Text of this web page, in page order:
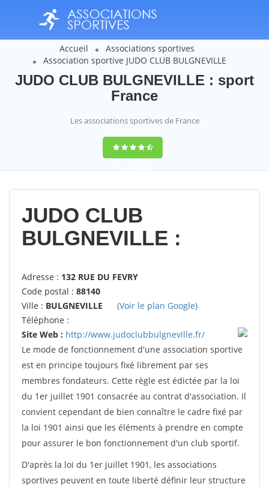
Accueil
Associations sportives
Association sportive JUDO CLUB BULGNEVILLE
JUDO CLUB BULGNEVILLE : sport
France
Les associations sportives de France
9,4(100%)
14358votes
JUDO CLUB
BULGNEVILLE :
Adresse : 132 RUE DU FEVRY
Code postal : 88140
Ville : BULGNEVILLE
(Voir le plan Google)
Téléphone :
Site Web : http://www.judoclubbulgneville.fr/
Le mode de fonctionnement d'une association sportive
est en principe toujours fixé librement par ses
membres fondateurs. Cette règle est édictée par la loi
du 1er juillet 1901 consacrée au contrat d'association. Il
convient cependant de bien connaître le cadre fixé par
la loi 1901 ainsi que les éléments à prendre en compte
pour assurer le bon fonctionnement d'un club sportif.
D'après la loi du 1er juillet 1901, les associations
sportives peuvent en toute liberté définir leur structure